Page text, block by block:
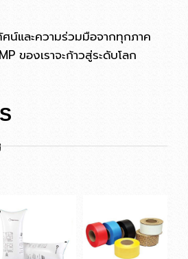
น์และความร่วมมือจากทุกภาค
ของเราจะก้าวสู่ระดับโลก